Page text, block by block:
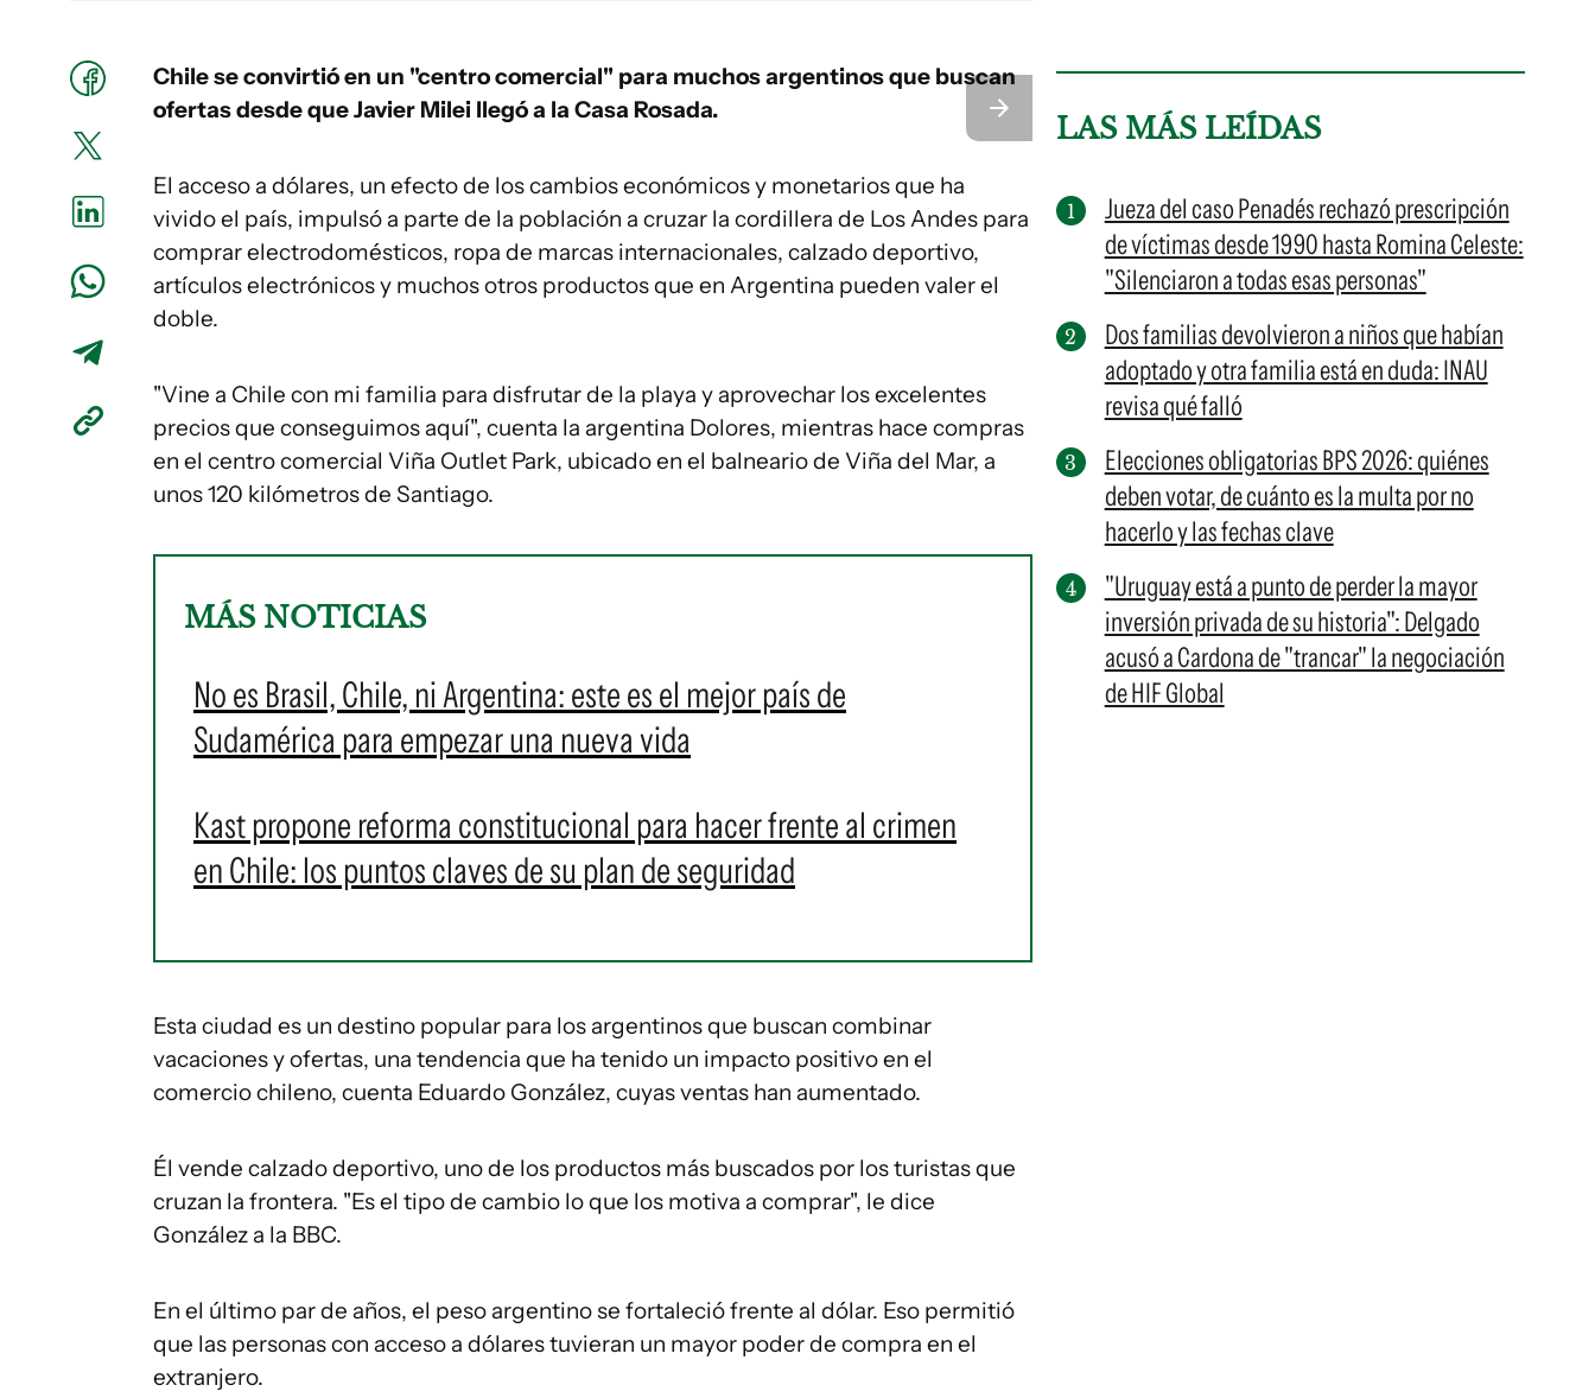
Chile se convirtió en un "centro comercial" para muchos argentinos que buscan
ofertas desde que Javier Milei llegó a la Casa Rosada.
El acceso a dólares, un efecto de los cambios económicos y monetarios que ha
vivido el país, impulsó a parte de la población a cruzar la cordillera de Los Andes para
comprar electrodomésticos, ropa de marcas internacionales, calzado deportivo,
artículos electrónicos y muchos otros productos que en Argentina pueden valer el
doble.
"Vine a Chile con mi familia para disfrutar de la playa y aprovechar los excelentes
precios que conseguimos aquí", cuenta la argentina Dolores, mientras hace compras
en el centro comercial Viña Outlet Park, ubicado en el balneario de Viña del Mar, a
unos 120 kilómetros de Santiago.
MÁS NOTICIAS
No es Brasil, Chile, ni Argentina: este es el mejor país de
Sudamérica para empezar una nueva vida
Kast propone reforma constitucional para hacer frente al crimen
en Chile: los puntos claves de su plan de seguridad
Esta ciudad es un destino popular para los argentinos que buscan combinar
vacaciones y ofertas, una tendencia que ha tenido un impacto positivo en el
comercio chileno, cuenta Eduardo González, cuyas ventas han aumentado.
Él vende calzado deportivo, uno de los productos más buscados por los turistas que
cruzan la frontera. "Es el tipo de cambio lo que los motiva a comprar", le dice
González a la BBC.
En el último par de años, el peso argentino se fortaleció frente al dólar. Eso permitió
que las personas con acceso a dólares tuvieran un mayor poder de compra en el
extranjero.
LAS MÁS LEÍDAS
Jueza del caso Penadés rechazó prescripción
de víctimas desde 1990 hasta Romina Celeste:
"Silenciaron a todas esas personas"
Dos familias devolvieron a niños que habían
adoptado y otra familia está en duda: INAU
revisa qué falló
Elecciones obligatorias BPS 2026: quiénes
deben votar, de cuánto es la multa por no
hacerlo y las fechas clave
"Uruguay está a punto de perder la mayor
inversión privada de su historia": Delgado
acusó a Cardona de "trancar" la negociación
de HIF Global